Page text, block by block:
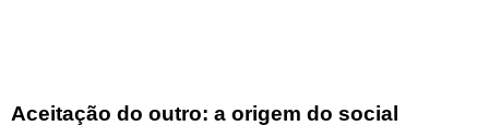
Aceitação do outro: a origem do social